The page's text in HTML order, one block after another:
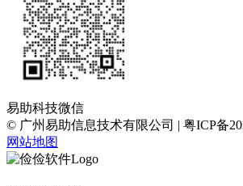
易助科技微信
© 广州易助信息技术有限公司 | 粤ICP备
网站地图